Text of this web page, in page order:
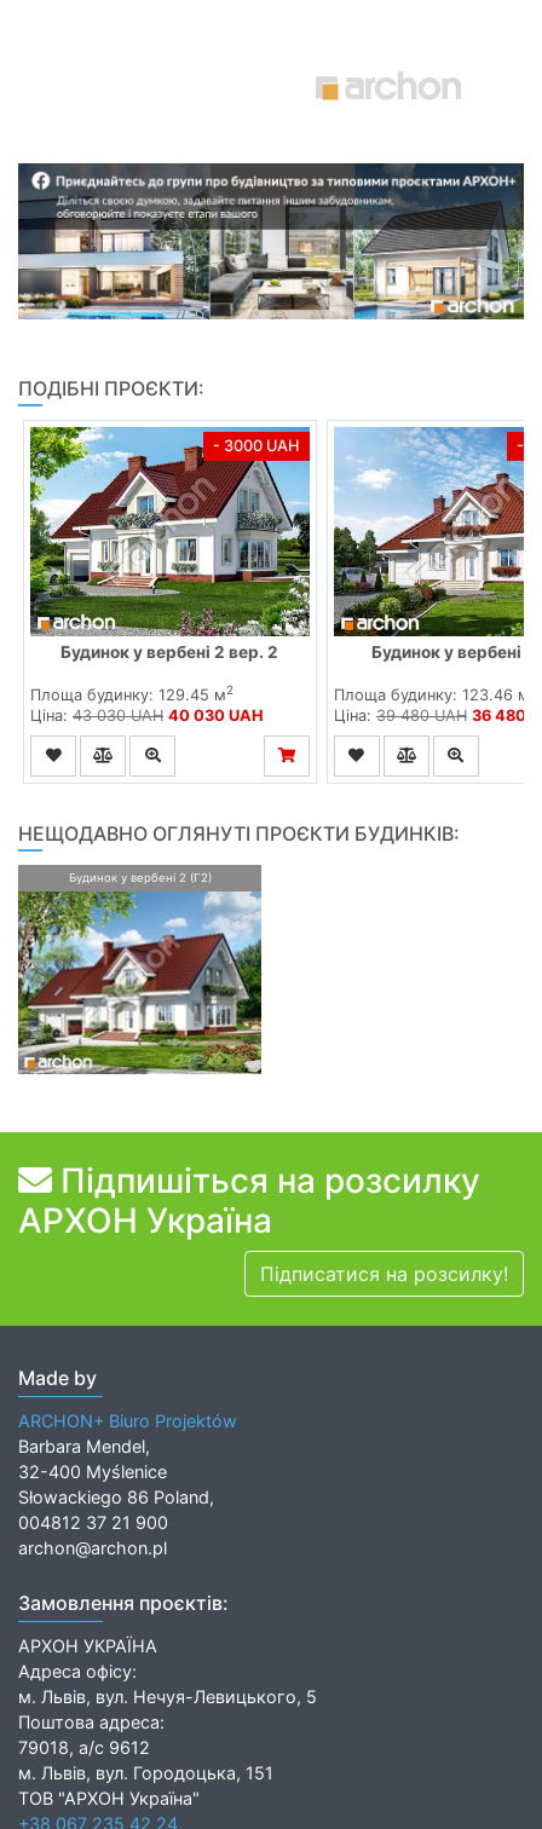
ПОДІБНІ ПРОЄКТИ:
- 3000 UAH
Будинок у вербені 2 вер. 2
Площа будинку: 129.45 м2
Ціна: 43 030 UAH 40 030 UAH
-
Будинок у вербені
Площа будинку: 123.46 м
Ціна:39 480 UAH 36 480
НЕЩОДАВНО ОГЛЯНУТІ ПРОЄКТИ БУДИНКІВ:
Будинок у вербені 2 (Г2)
Підпишіться на розсилку
АРХОН Україна
Підписатися на розсилку!
Made by
ARCHON+ Biuro Projektów
Barbara Mendel,
32-400 Myślenice
Słowackiego 86 Poland,
004812 37 21 900
archon@archon.pl
Замовлення проєктів:
АРХОН УКРАЇНА
Адреса офісу:
м. Львів, вул. Нечуя-Левицького, 5
Поштова адреса:
79018, а/с 9612
м. Львів, вул. Городоцька, 151
ТОВ "АРХОН Україна"
+38 067 235 42 24